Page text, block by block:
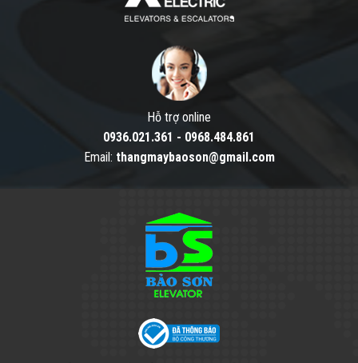
Hỗ trợ online
0936.021.361 - 0968.484.861
Email: thangmaybaoson@gmail.com